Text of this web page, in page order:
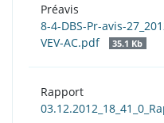
Préavis
8-4-DBS-Pr-avis-
VEV-AC.pdf
35.1 Kb
Rapport